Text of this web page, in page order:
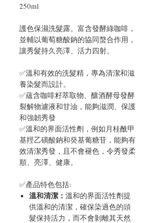
250ml
護色保濕洗髮露。富含發酵綠咖啡，
並輔以葡萄糖酸鈉的協同螯合作用，
讓秀髮持久亮澤、活力四射。
✅溫和有效的洗髮精，專為清潔和滋
養染髮而設計。
✅蘊含咖啡籽萃取物、釀酒酵母發酵
裂解物濾液和甘油，能夠滋潤、保護
和強韌秀發
✅溫和的界面活性劑，例如月桂酰甲
基羥乙磺酸鈉和癸基葡糖苷，能夠有
效清潔秀發，且不會褪色，令秀發柔
順、亮澤、健康。
✅產品特色包括:
溫和清潔： 溫和的界面活性劑提
供溫和的清潔，確保染過色的頭
髮保持活力，而不會剝離其天然